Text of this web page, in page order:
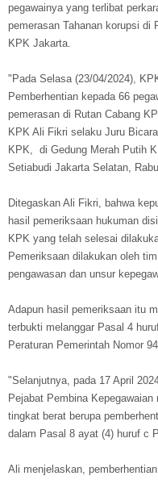
pegawainya yang terlibat
pemerasan Tahanan korupsi di
KPK Jakarta.
"Pada Selasa (23/04/2024),
Pemberhentian kepada 66
pemerasan di Rutan Cabang
KPK Ali Fikri selaku Juru
KPK, di Gedung Merah Putih
Setiabudi Jakarta Selatan,
Ditegaskan Ali Fikri, bahwa
hasil pemeriksaan hukuman
KPK yang telah selesai
Pemeriksaan dilakukan oleh
pengawasan dan unsur
Adapun hasil pemeriksaan itu
terbukti melanggar Pasal 4
Peraturan Pemerintah Nomor
"Selanjutnya, pada 17 April
Pejabat Pembina
tingkat berat berupa
dalam Pasal 8 ayat (4) huruf c
Ali menjelaskan,